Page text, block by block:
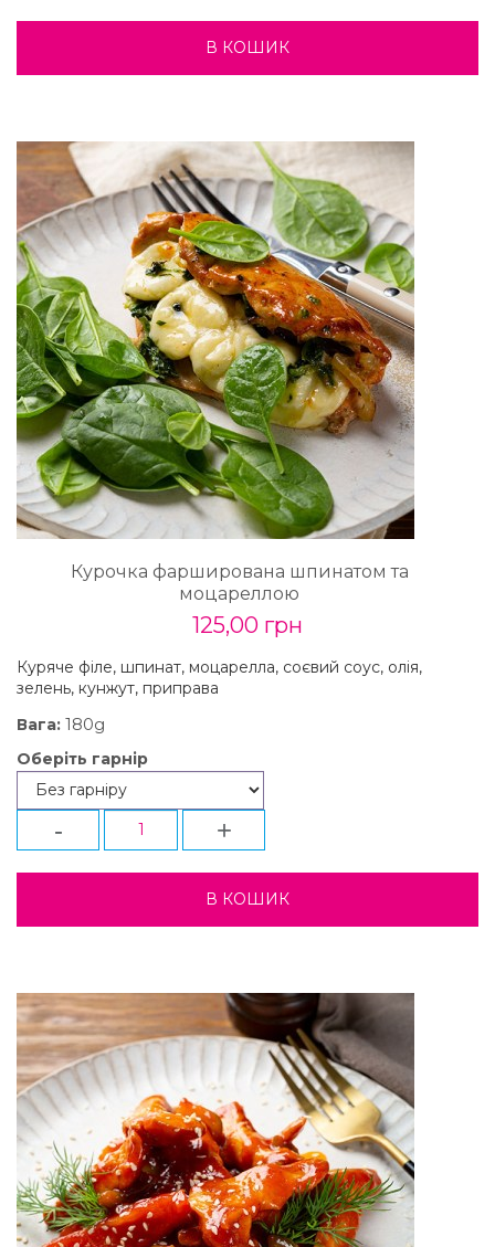
Курочка фарширована шпинатом та
моцареллою
125,00 грн
Куряче філе, шпинат, моцарелла, соєвий соус, олія,
зелень, кунжут, приправа
Вага: 180g
Оберіть гарнір
- +